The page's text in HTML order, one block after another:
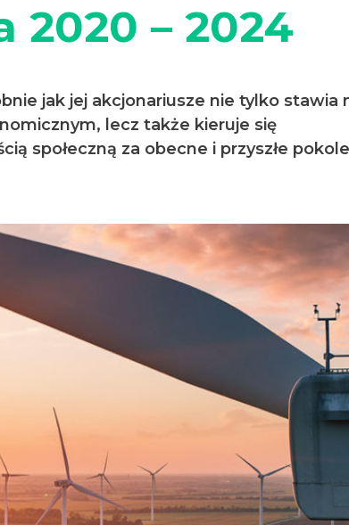
2020 – 2024
jak jej akcjonariusze nie tylko stawia
lecz także kieruje się
społeczną za obecne i przyszłe